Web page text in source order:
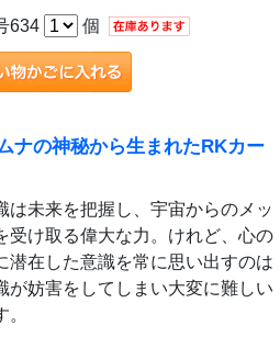
634 個
ナの神秘から生まれたRKカー
は未来を把握し、宇宙からのメッ
受け取る偉大な力。けれど、心の
潜在した意識を常に思い出すのは
が妨害をしてしまい大変に難しい